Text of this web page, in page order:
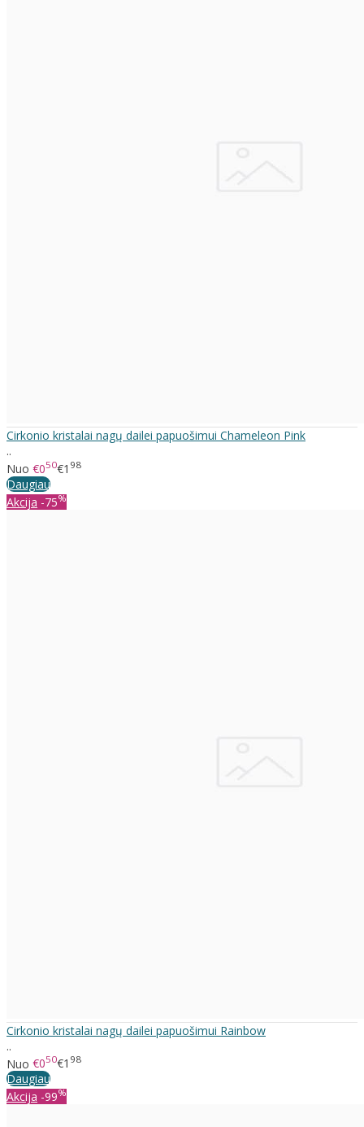
Cirkonio kristalai nagų dailei papuošimui Chameleon Pink
..
Nuo €050€1 98
Daugiau
Akcija -75%
Cirkonio kristalai nagų dailei papuošimui Rainbow
..
Nuo €050€1 98
Daugiau
Akcija -99%